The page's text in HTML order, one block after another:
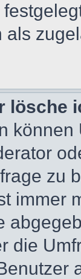
lösche
zu
immer
die